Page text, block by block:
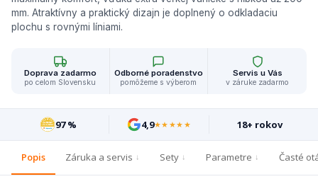
mm. Atraktívny a praktický dizajn je doplnený o odkladaciu
plochu s rovnými líniami.
Doprava zadarmo
po celom Slovensku
Odborné poradenstvo
pomôžeme s výberom
Servis u Vás
v záruke zadarmo
97 % 4,9★★★★★ 18+ rokov
Popis Záruka a servis Sety Parametre Časté